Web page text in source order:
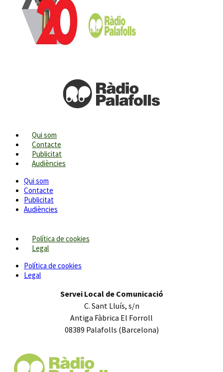
Qui som
Contacte
Publicitat
Audiències
Qui som
Contacte
Publicitat
Audiències
Política de cookies
Legal
Política de cookies
Legal
Servei Local de Comunicació
C. Sant Lluís, s/n
Antiga Fàbrica El Forroll
08389 Palafolls (Barcelona)